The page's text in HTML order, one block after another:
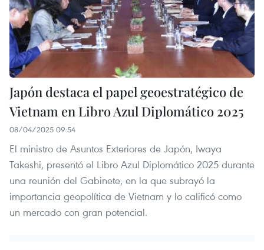
Japón destaca el papel geoestratégico de
Vietnam en Libro Azul Diplomático 2025
08/04/2025 09:54
El ministro de Asuntos Exteriores de Japón, Iwaya
Takeshi, presentó el Libro Azul Diplomático 2025 durante
una reunión del Gabinete, en la que subrayó la
importancia geopolítica de Vietnam y lo calificó como
un mercado con gran potencial.